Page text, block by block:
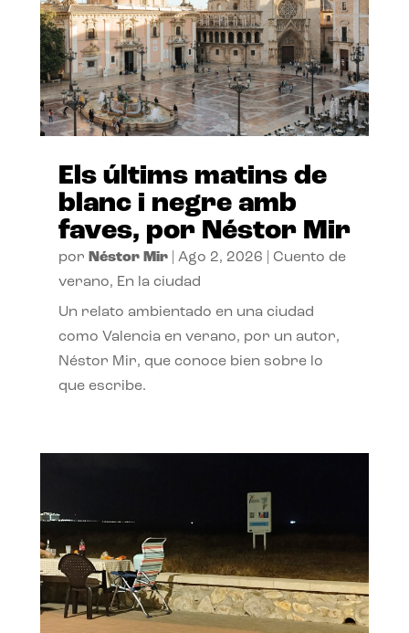
Els últims matins de
blanc i negre amb
faves, por Néstor Mir
por Néstor Mir| Ago 2, 2026
Cuento de
verano, En la ciudad
Un relato ambientado en una ciudad
como Valencia en verano, por un autor,
Néstor Mir, que conoce bien sobre lo
que escribe.